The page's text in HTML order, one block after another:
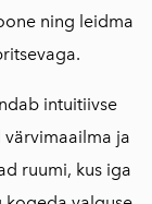
ning leidma
intuitiivse
ja
ruumi, kus iga